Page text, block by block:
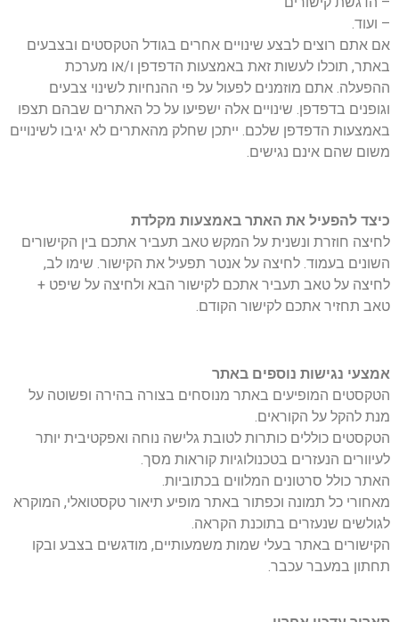
– ועוד.
אם אתם רוצים לבצע שינויים אחרים בגודל הטקסטים ובצבעים
באתר, תוכלו לעשות זאת באמצעות הדפדפן ו/או מערכת
ההפעלה. אתם מוזמנים לפעול על פי ההנחיות לשינוי צבעים
וגופנים בדפדפן. שינויים אלה ישפיעו על כל האתרים שבהם תצפו
באמצעות הדפדפן שלכם. ייתכן שחלק מהאתרים לא יגיבו לשינויים
משום שהם אינם נגישים.
כיצד להפעיל את האתר באמצעות מקלדת
לחיצה חוזרת ונשנית על המקש טאב תעביר אתכם בין הקישורים
השונים בעמוד. לחיצה על אנטר תפעיל את הקישור. שימו לב,
לחיצה על טאב תעביר אתכם לקישור הבא ולחיצה על שיפט +
טאב תחזיר אתכם לקישור הקודם.
אמצעי נגישות נוספים באתר
הטקסטים המופיעים באתר מנוסחים בצורה בהירה ופשוטה על
מנת להקל על הקוראים.
הטקסטים כוללים כותרות לטובת גלישה נוחה ואפקטיבית יותר
לעיוורים הנעזרים בטכנולוגיות קוראות מסך.
האתר כולל סרטונים המלווים בכתוביות.
מאחורי כל תמונה וכפתור באתר מופיע תיאור טקסטואלי, המוקרא
לגולשים שנעזרים בתוכנת הקראה.
הקישורים באתר בעלי שמות משמעותיים, מודגשים בצבע ובקו
תחתון במעבר עכבר.